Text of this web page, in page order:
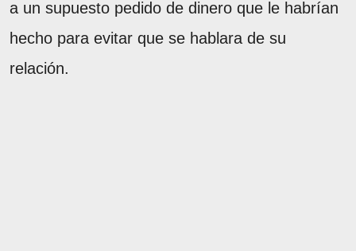
a un supuesto pedido de dinero que le habrían
hecho para evitar que se hablara de su
relación.